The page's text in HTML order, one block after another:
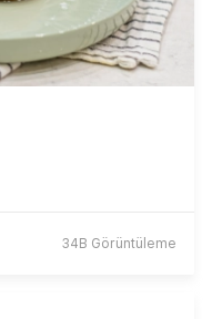
34B Görüntüleme